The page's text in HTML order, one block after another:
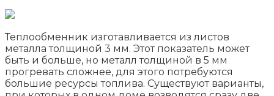
Теплообменник изготавливается из листов
металла толщиной 3 мм. Этот показатель может
быть и больше, но металл толщиной в 5 мм
прогревать сложнее, для этого потребуются
большие ресурсы топлива. Существуют варианты,